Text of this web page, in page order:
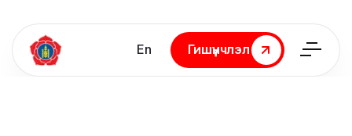
En
Гишүүнчлэл
Гишүүнчлэл